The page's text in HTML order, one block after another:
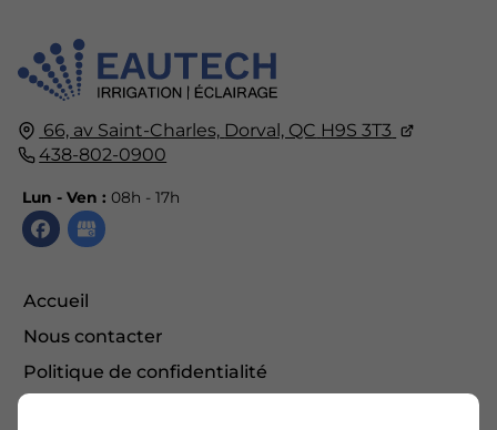
66, av Saint-Charles, Dorval, QC H9S 3T3
438-802-0900
Lun - Ven : 08h - 17h
Accueil
Nous contacter
Politique de confidentialité